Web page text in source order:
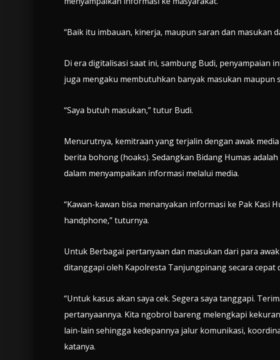
“Baik itu imbauan, kinerja, maupun saran dan masukan
Di era digitalisasi saat ini, sambung Budi, penyampaian
juga mengaku membutuhkan banyak masukan maupun
“Saya butuh masukan,” tutur Budi.
Menurutnya, kemitraan yang terjalin dengan awak
berita bohong (hoaks). Sedangkan Bidang Humas
dalam menyampaikan informasi melalui media.
“Kawan-kawan bisa menanyakan informasi ke Pak Kasi
handphone,” tuturnya.
Untuk Berbagai pertanyaan dan masukan dari para
ditanggapi oleh Kapolresta Tanjungpinang secara cepat
“Untuk kasus akan saya cek. Segera saya tanggapi.
pertanyaannya. Kita ngobrol bareng melengkapi
lain-lain sehingga kedepannya jalur komunikasi,
katanya.